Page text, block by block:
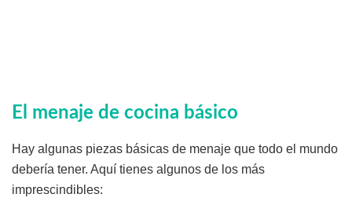
El menaje de cocina básico
Hay algunas piezas básicas de menaje que todo el mundo
debería tener. Aquí tienes algunos de los más
imprescindibles: